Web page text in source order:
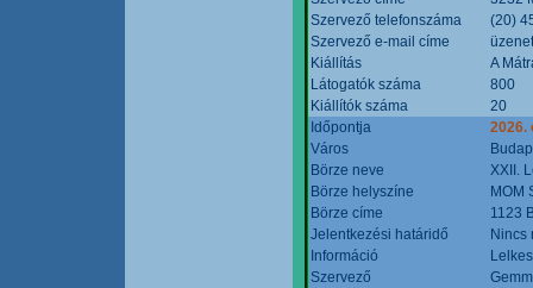
Szervező telefonszáma
(20)
Szervező e-mail címe
Kiállítás
A
Látogatók száma
800
Kiállítók száma
20
Időpontja
2026.
Város
Börze neve
XXII.
Börze helyszíne
MOM
Börze címe
1123
Jelentkezési határidő
Nincs
Információ
Szervező